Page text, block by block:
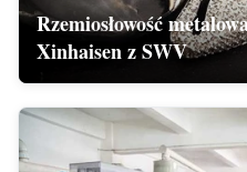
Rzemiosłowość
Xinhaisen z SWV